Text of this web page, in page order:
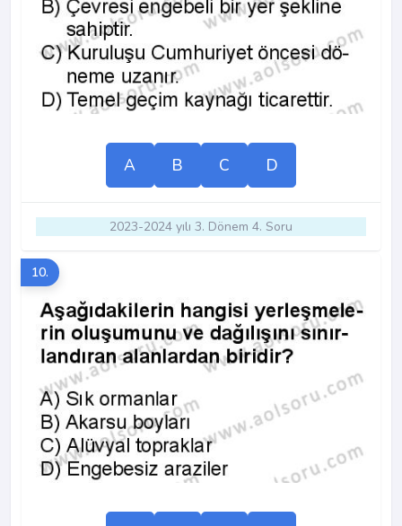
A B C D
2023-2024 yılı 3. Dönem 4. Soru
10.